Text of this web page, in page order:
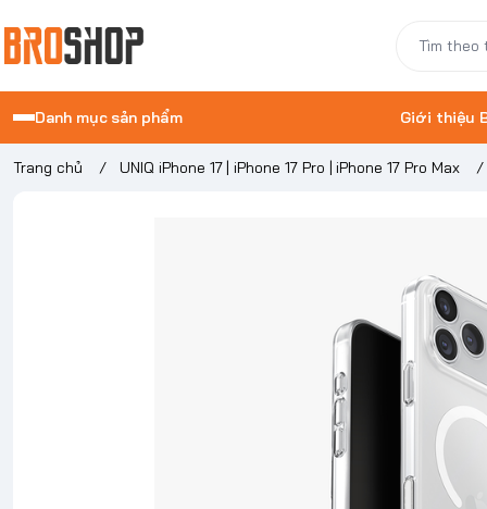
Danh mục sản phẩm Giới thiệu
Trang chủ / UNIQ iPhone 17 | iPhone 17 Pro | iPhone 17 Pro Max /